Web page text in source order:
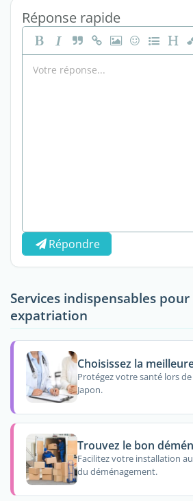
Réponse rapide
Répondre
Services indispensables
expatriation
Choisissez la
Protégez votre santé lors
Japon.
Trouvez le bon
Facilitez votre installation
du déménagement.